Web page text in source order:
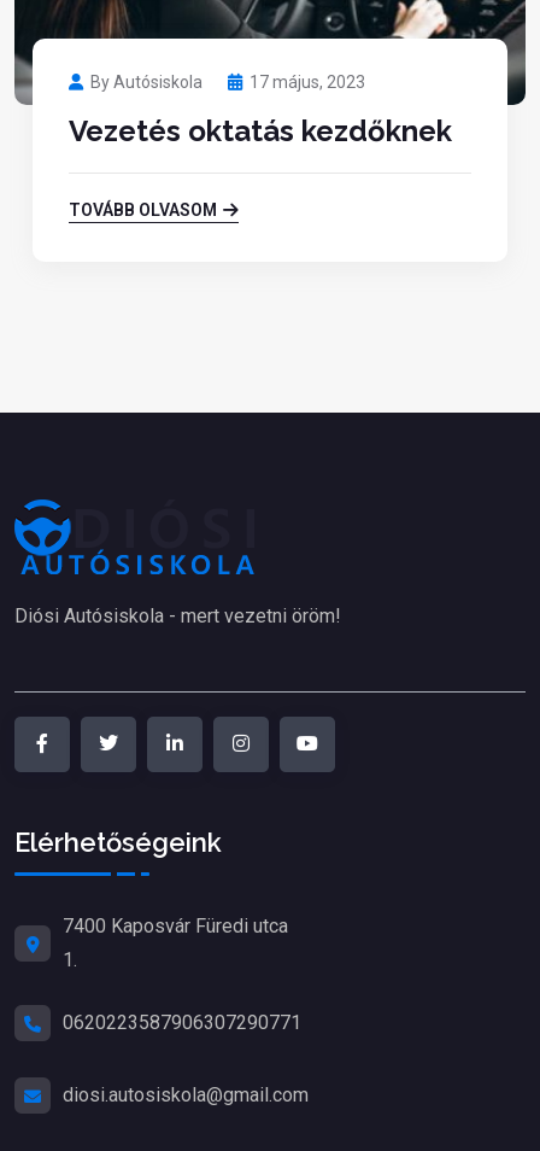
By Autósiskola 17 május, 2023
Vezetés oktatás kezdőknek
TOVÁBB OLVASOM
Diósi Autósiskola - mert vezetni öröm!
Elérhetőségeink
7400 Kaposvár Füredi utca
1.
0620223587906307290771
diosi.autosiskola@gmail.com